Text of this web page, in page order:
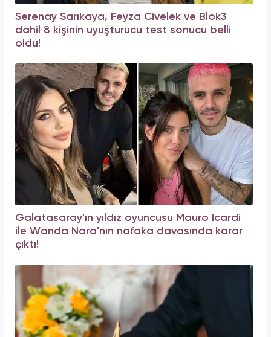
Serenay Sarıkaya, Feyza Civelek ve Blok3
dahil 8 kişinin uyuşturucu test sonucu belli
oldu!
Galatasaray'ın yıldız oyuncusu Mauro Icardi
ile Wanda Nara'nın nafaka davasında karar
çıktı!